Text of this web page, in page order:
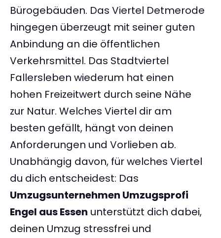
Bürogebäuden. Das Viertel Detmerode
hingegen überzeugt mit seiner guten
Anbindung an die öffentlichen
Verkehrsmittel. Das Stadtviertel
Fallersleben wiederum hat einen
hohen Freizeitwert durch seine Nähe
zur Natur. Welches Viertel dir am
besten gefällt, hängt von deinen
Anforderungen und Vorlieben ab.
Unabhängig davon, für welches Viertel
du dich entscheidest: Das
Umzugsunternehmen Umzugsprofi
Engel aus Essen unterstützt dich dabei,
deinen Umzug stressfrei und